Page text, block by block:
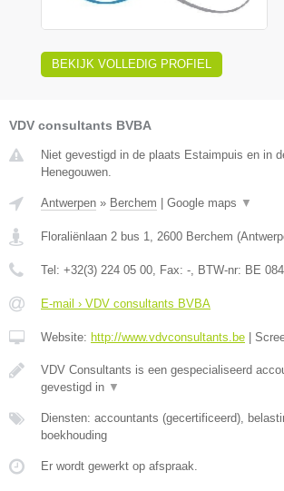
BEKIJK VOLLEDIG PROFIEL
VDV consultants BVBA
Niet gevestigd in de plaats Estaimpuis en in
Henegouwen.
Antwerpen » Berchem Google maps ▼
Floraliënlaan 2 bus 1 2600 Berchem (
Tel: +32(3) 224 05 00 , Fax: - , BTW-nr: BE
E-mail › VDV consultants BVBA
Website: http://www.vdvconsultants.be
VDV Consultants is een gespecialiseerd
gevestigd in ▼
Diensten: accountants (gecertificeerd),
boekhouding
Er wordt gewerkt op afspraak.